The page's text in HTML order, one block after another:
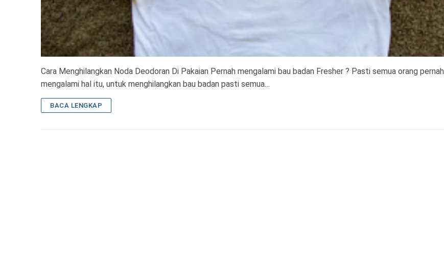
Cara Menghilangkan Noda Deodoran Di Pakaian Pernah mengalami bau badan Fresher ? Pasti semua orang pernah
mengalami hal itu, untuk menghilangkan bau badan pasti semua…
BACA LENGKAP